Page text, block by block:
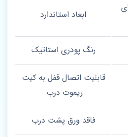
ابعاد استاندارد
رنگ پودری استاتیک
قابلیت اتصال قفل به کیت
ریموت درب
فاقد ورق پشت درب